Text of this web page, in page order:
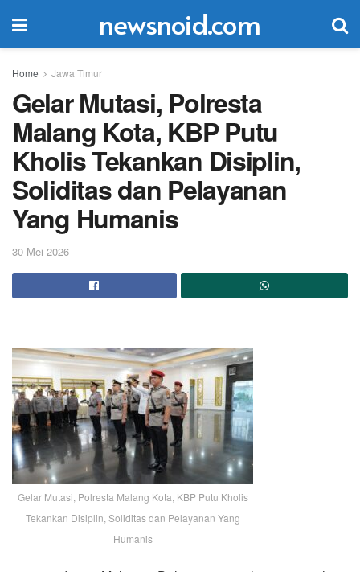
newsnoid.com
Home Jawa Timur
Gelar Mutasi, Polresta
Malang Kota, KBP Putu
Kholis Tekankan Disiplin,
Soliditas dan Pelayanan
Yang Humanis
30 Mei 2026
Gelar Mutasi, Polresta Malang Kota, KBP Putu Kholis
Tekankan Disiplin, Soliditas dan Pelayanan Yang
Humanis